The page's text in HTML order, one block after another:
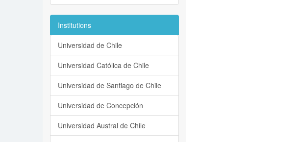
Institutions
Universidad de Chile
Universidad Católica de Chile
Universidad de Santiago de Chile
Universidad de Concepción
Universidad Austral de Chile